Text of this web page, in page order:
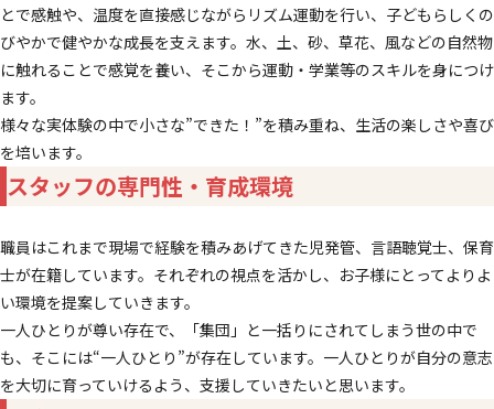
とで感触や、温度を直接感じながらリズム運動を行い、子どもらしくの
びやかで健やかな成長を支えます。水、土、砂、草花、風などの自然物
に触れることで感覚を養い、そこから運動・学業等のスキルを身につけ
ます。
様々な実体験の中で小さな”できた！”を積み重ね、生活の楽しさや喜び
を培います。
スタッフの専門性・育成環境
職員はこれまで現場で経験を積みあげてきた児発管、言語聴覚士、保育
士が在籍しています。それぞれの視点を活かし、お子様にとってよりよ
い環境を提案していきます。
一人ひとりが尊い存在で、「集団」と一括りにされてしまう世の中で
も、そこには“一人ひとり”が存在しています。一人ひとりが自分の意志
を大切に育っていけるよう、支援していきたいと思います。